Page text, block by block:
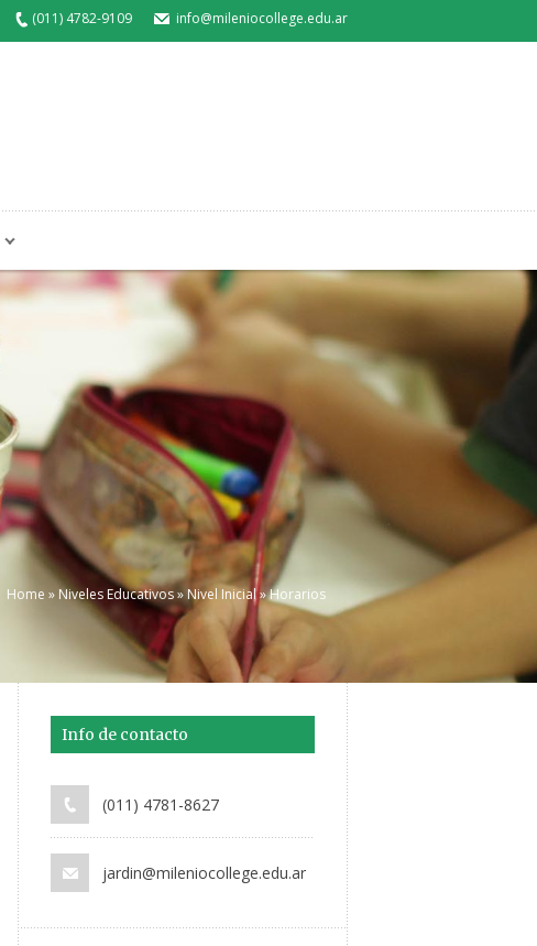
(011) 4782-9109 info@mileniocollege.edu.ar
Home »Niveles Educativos» Nivel Inicial» Horarios
Info de contacto
(011) 4781-8627
jardin@mileniocollege.edu.ar